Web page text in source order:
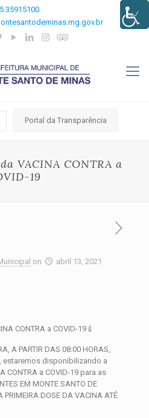
35915100
Portal da Transparência
VACINA CONTRA a
19
on abril 13, 2021
CONTRA a COVID-19💉
A PARTIR DAS 08:00 HORAS,
estaremos disponibilizando a
CONTRA a COVID-19 para as
EM MONTE SANTO DE
PRIMEIRA DOSE DA VACINA ATÉ